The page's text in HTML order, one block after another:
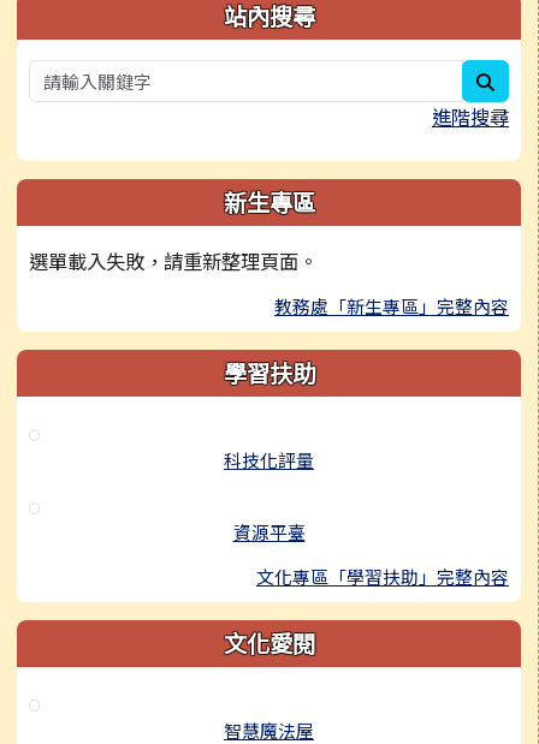
站內搜尋
進階搜尋
新生專區
選單載入失敗，請重新整理頁面。
教務處「新生專區」完整內容
學習扶助
科技化評量
資源平臺
文化專區「學習扶助」完整內容
文化愛閱
智慧魔法屋